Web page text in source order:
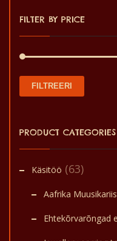
FILTER BY PRICE
FILTREERI
PRODUCT CATEGORIES
Käsitöö (63)
Aafrika
Ehtekõrvarõngad